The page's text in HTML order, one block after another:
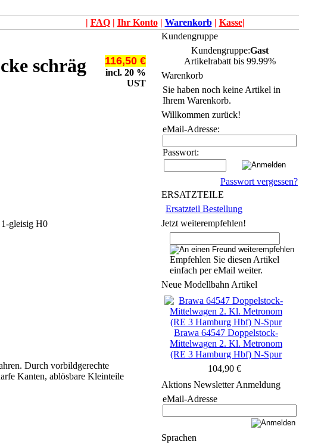
| FAQ| Ihr Konto| Warenkorb| Kasse|
schräg
116,50 €
incl. 20 %
UST
gleisig H0
Durch vorbildgerechte
Kanten, ablösbare Kleinteile
Kundengruppe
Kundengruppe:Gast
Artikelrabatt bis 99.99%
Warenkorb
Sie haben noch keine Artikel in
Ihrem Warenkorb.
Willkommen zurück!
eMail-Adresse:
Passwort:
Passwort vergessen?
ERSATZTEILE
Ersatzteil Bestellung
Jetzt weiterempfehlen!
Empfehlen Sie diesen Artikel
einfach per eMail weiter.
Neue Modellbahn Artikel
Brawa 64547 Doppelstock-
Mittelwagen 2. Kl. Metronom
(RE 3 Hamburg Hbf) N-Spur
104,90 €
Aktions Newsletter Anmeldung
eMail-Adresse
Sprachen